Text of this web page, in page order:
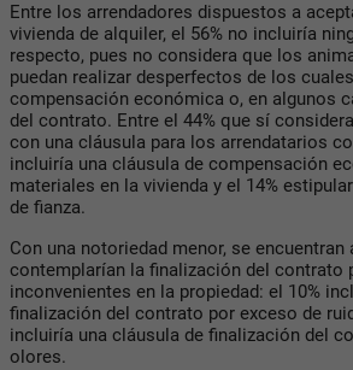
Entre los arrendadores dispuestos a
vivienda de alquiler, el 56% no incluiría
respecto, pues no considera que los
puedan realizar desperfectos de los
compensación económica o, en algunos
del contrato. Entre el 44% que sí
con una cláusula para los arrendatarios
incluiría una cláusula de compensación
materiales en la vivienda y el 14%
de fianza.
Con una notoriedad menor, se
contemplarían la finalización del contrato
inconvenientes en la propiedad: el 10%
finalización del contrato por exceso de
incluiría una cláusula de finalización del
olores.